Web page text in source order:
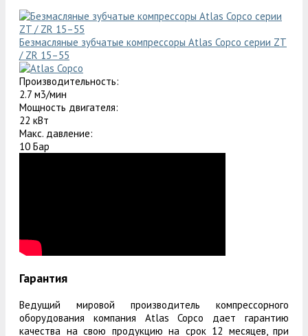
Безмасляные зубчатые компрессоры Atlas Copco серии ZT
/ ZR 15–55
Производительность:
2.7 м3/мин
Мощность двигателя:
22 кВт
Макс. давление:
10 Бар
Гарантия
Ведущий мировой производитель компрессорного
оборудования компания Atlas Copco дает гарантию
качества на свою продукцию на срок 12 месяцев, при